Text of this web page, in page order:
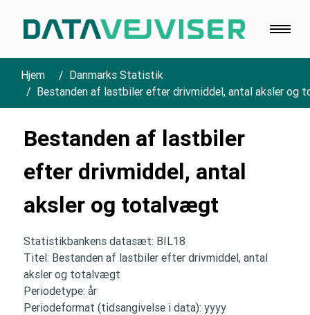
Hjem
Danmarks Statistik
Bestanden af lastbiler efter drivmiddel, antal aksler og
Bestanden af lastbiler
efter drivmiddel, antal
aksler og totalvægt
Statistikbankens datasæt: BIL18
Titel: Bestanden af lastbiler efter drivmiddel, antal
aksler og totalvægt
Periodetype: år
Periodeformat (tidsangivelse i data): yyyy